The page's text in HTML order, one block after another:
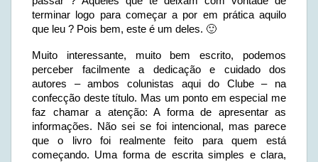
terminar logo para começar a por em prática aquilo
que leu ? Pois bem, este é um deles. 🙂
Muito interessante, muito bem escrito, podemos
perceber facilmente a dedicação e cuidado dos
autores – ambos colunistas aqui do Clube – na
confecção deste título. Mas um ponto em especial me
faz chamar a atenção: A forma de apresentar as
informações. Não sei se foi intencional, mas parece
que o livro foi realmente feito para quem está
começando. Uma forma de escrita simples e clara,